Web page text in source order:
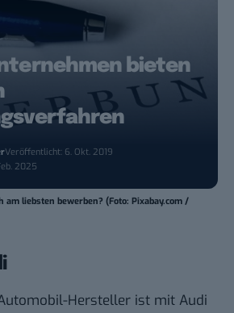
bieten
Veröffentlicht: 6. Okt. 2019
2025
am liebsten bewerben? (Foto: Pixabay.com /
Hersteller ist mit Audi